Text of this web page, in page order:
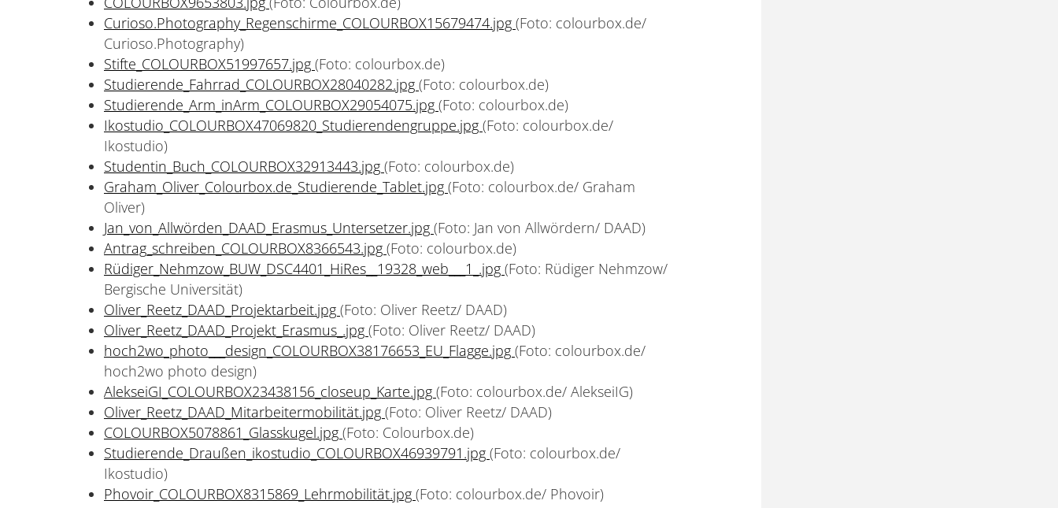
Curioso.Photography_Regenschirme_COLOURBOX15679474.jpg (Foto: colourbox.de/
Curioso.Photography)
Stifte_COLOURBOX51997657.jpg (Foto: colourbox.de)
Studierende_Fahrrad_COLOURBOX28040282.jpg (Foto: colourbox.de)
Studierende_Arm_inArm_COLOURBOX29054075.jpg (Foto: colourbox.de)
Ikostudio_COLOURBOX47069820_Studierendengruppe.jpg (Foto: colourbox.de/
Ikostudio)
Studentin_Buch_COLOURBOX32913443.jpg (Foto: colourbox.de)
Graham_Oliver_Colourbox.de_Studierende_Tablet.jpg (Foto: colourbox.de/ Graham
Oliver)
Jan_von_Allwörden_DAAD_Erasmus_Untersetzer.jpg (Foto: Jan von Allwördern/ DAAD)
Antrag_schreiben_COLOURBOX8366543.jpg (Foto: colourbox.de)
Rüdiger_Nehmzow_BUW_DSC4401_HiRes__19328_web___1_.jpg (Foto: Rüdiger Nehmzow/
Bergische Universität)
Oliver_Reetz_DAAD_Projektarbeit.jpg (Foto: Oliver Reetz/ DAAD)
Oliver_Reetz_DAAD_Projekt_Erasmus_.jpg (Foto: Oliver Reetz/ DAAD)
hoch2wo_photo___design_COLOURBOX38176653_EU_Flagge.jpg (Foto: colourbox.de/
hoch2wo photo design)
AlekseiGI_COLOURBOX23438156_closeup_Karte.jpg (Foto: colourbox.de/ AlekseiIG)
Oliver_Reetz_DAAD_Mitarbeitermobilität.jpg (Foto: Oliver Reetz/ DAAD)
COLOURBOX5078861_Glasskugel.jpg (Foto: Colourbox.de)
Studierende_Draußen_ikostudio_COLOURBOX46939791.jpg (Foto: colourbox.de/
Ikostudio)
Phovoir_COLOURBOX8315869_Lehrmobilität.jpg (Foto: colourbox.de/ Phovoir)